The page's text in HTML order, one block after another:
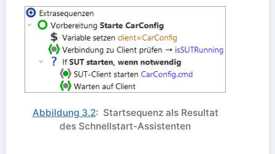
Abbildung 3.2: Startsequenz als Resultat
des Schnellstart-Assistenten